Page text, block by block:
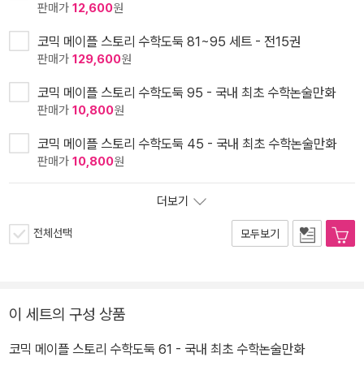
판매가 12,600원
코믹 메이플 스토리 수학도둑 81~95 세트 - 전15권
판매가 129,600원
코믹 메이플 스토리 수학도둑 95 - 국내 최초 수학논술만화
판매가 10,800원
코믹 메이플 스토리 수학도둑 45 - 국내 최초 수학논술만화
판매가 10,800원
더보기
전체선택 모두보기
이 세트의 구성 상품
코믹 메이플 스토리 수학도둑 61 - 국내 최초 수학논술만화